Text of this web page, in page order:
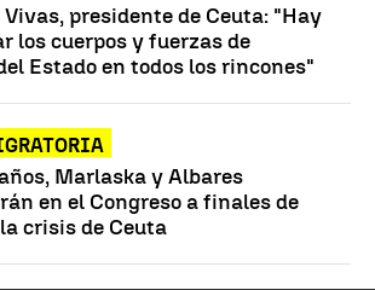
Vivas, presidente de Ceuta: "Hay
los cuerpos y fuerzas de
Estado en todos los rincones"
Marlaska y Albares
en el Congreso a finales de
crisis de Ceuta